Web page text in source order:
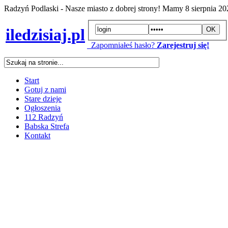
Radzyń Podlaski - Nasze miasto z dobrej strony! Mamy 8 sierpnia
iledzisiaj.pl
Zapomniałeś hasło? Zarejestruj się!
Start
Gotuj z nami
Stare dzieje
Ogłoszenia
112 Radzyń
Babska Strefa
Kontakt